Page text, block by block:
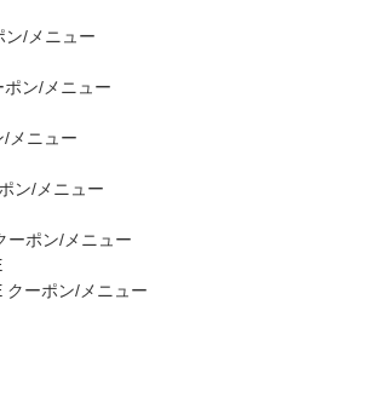
ン/メニュー
ポン/メニュー
/メニュー
ン/メニュー
ーポン/メニュー
クーポン/メニュー